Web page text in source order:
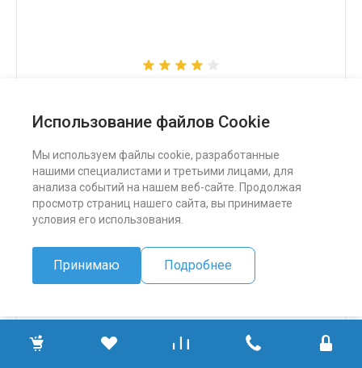
Использование файлов Cookie
Мы используем файлы cookie, разработанные
нашими специалистами и третьими лицами, для
анализа событий на нашем веб-сайте. Продолжая
просмотр страниц нашего сайта, вы принимаете
условия его использования.
Принимаю Подробнее
324 500 ₽
ПОДРОБНЕЕ